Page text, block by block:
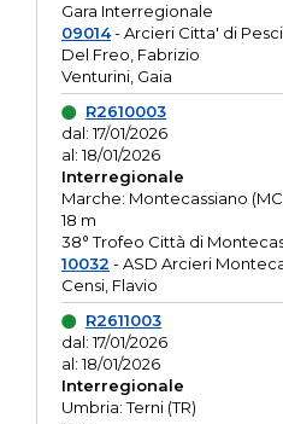
Gara Interregionale
09014- Arcieri Citta' di
Del Freo, Fabrizio
Venturini, Gaia
R2610003
dal: 17/01/2026
al: 18/01/2026
Interregionale
Marche: Montecassiano
18 m
38° Trofeo Città di
10032 - ASD Arcieri
Censi, Flavio
R2611003
dal: 17/01/2026
al: 18/01/2026
Interregionale
Umbria: Terni (TR)